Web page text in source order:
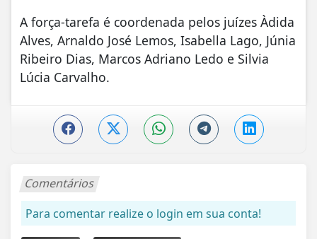
A força-tarefa é coordenada pelos juízes Àdida
Alves, Arnaldo José Lemos, Isabella Lago, Júnia
Ribeiro Dias, Marcos Adriano Ledo e Silvia
Lúcia Carvalho.
Comentários
Para comentar realize o login em sua conta!